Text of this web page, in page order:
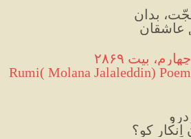
بیت ۲۸۶۹
Rumi( Molana Jalaleddin)
کو؟